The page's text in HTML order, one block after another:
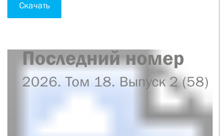
Скачать
Последний номер
2026. Том 18. Выпуск 2 (58)